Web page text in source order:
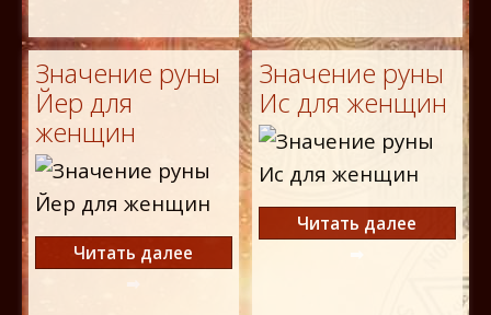
Значение руны
Йер для
женщин
Читать далее
Значение руны
Ис для женщин
Читать далее